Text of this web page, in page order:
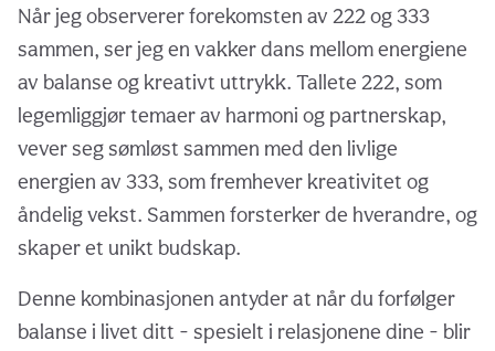
Når jeg observerer forekomsten av 222 og 333
sammen, ser jeg en vakker dans mellom energiene
av balanse og kreativt uttrykk. Tallete 222, som
legemliggjør temaer av harmoni og partnerskap,
vever seg sømløst sammen med den livlige
energien av 333, som fremhever kreativitet og
åndelig vekst. Sammen forsterker de hverandre, og
skaper et unikt budskap.
Denne kombinasjonen antyder at når du forfølger
balanse i livet ditt - spesielt i relasjonene dine - blir